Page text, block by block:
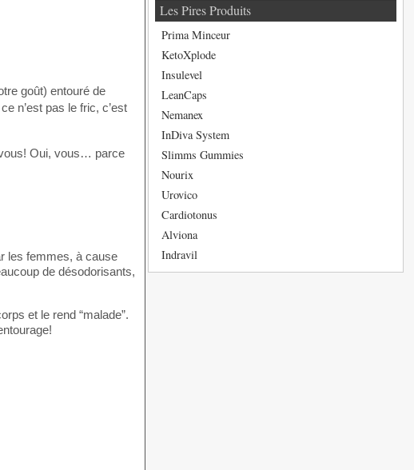
goût) entouré de
n’est pas le fric, c’est
Oui, vous… parce
les femmes, à cause
de désodorisants,
et le rend “malade”.
Les Pires Produits
Prima Minceur
KetoXplode
Insulevel
LeanCaps
Nemanex
InDiva System
Slimms Gummies
Nourix
Urovico
Cardiotonus
Alviona
Indravil